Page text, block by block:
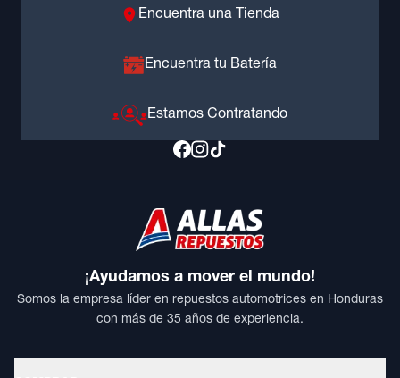
Encuentra una Tienda
Encuentra tu Batería
Estamos Contratando
¡Ayudamos a mover el mundo!
Somos la empresa líder en repuestos automotrices en Honduras
con más de 35 años de experiencia.